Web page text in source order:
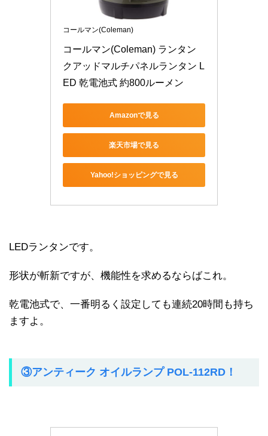
コールマン(Coleman)
コールマン(Coleman) ランタン
クアッドマルチパネルランタン L
ED 乾電池式 約800ルーメン
Amazonで見る
楽天市場で見る
Yahoo!ショッピングで見る
LEDランタンです。
形状が斬新ですが、機能性を求めるならばこれ。
乾電池式で、一番明るく設定しても連続20時間も持ち
ますよ。
③アンティーク オイルランプ POL-112RD！